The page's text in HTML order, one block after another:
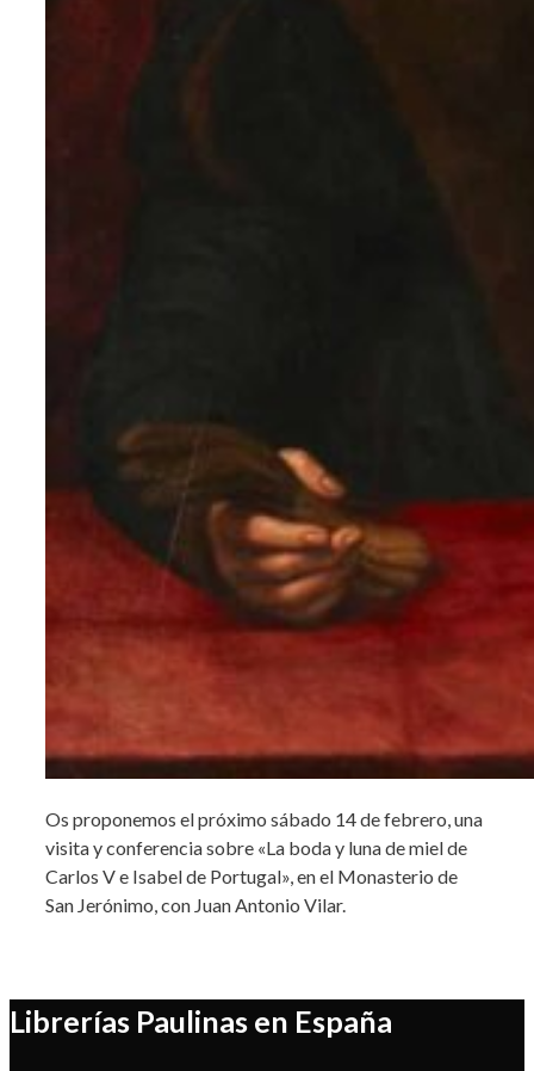
Os proponemos el próximo sábado 14 de febrero, una
visita y conferencia sobre «La boda y luna de miel de
Carlos V e Isabel de Portugal», en el Monasterio de
San Jerónimo, con Juan Antonio Vilar.
Librerías Paulinas en España